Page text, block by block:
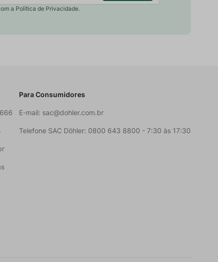
a Política de Privacidade.
Para Consumidores
E-mail: sac@dohler.com.br
Telefone SAC Döhler: 0800 643 8800 - 7:30 às 17:30